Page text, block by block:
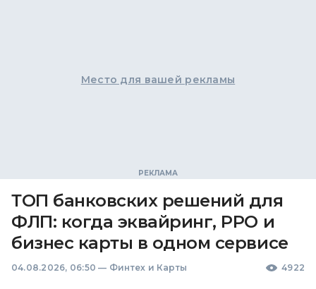
Место для вашей рекламы
ТОП банковских решений для
ФЛП: когда эквайринг, РРО и
бизнес карты в одном сервисе
04.08.2026, 06:50 — Финтех и Карты 4922